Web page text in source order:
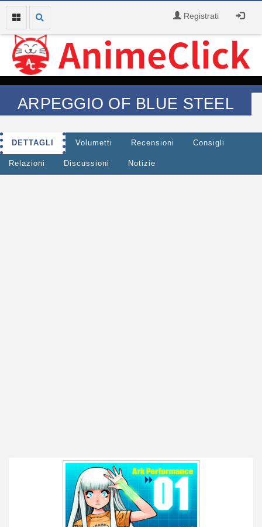
Registrati
ARPEGGIO OF BLUE STEEL
DETTAGLI Volumetti Recensioni Consigli
Relazioni Discussioni Notizie